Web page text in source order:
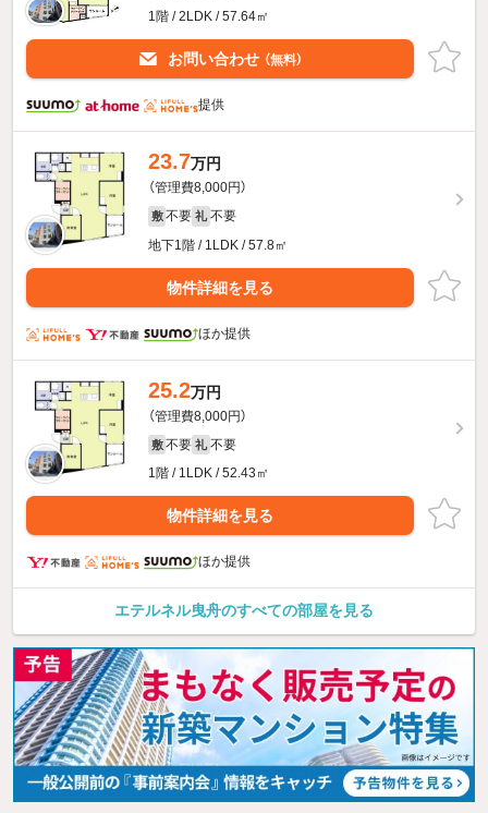
1階 / 2LDK / 57.64㎡
お問い合わせ （無料）
提供
23.7万円
（管理費8,000円）
敷 不要 礼 不要
地下1階 / 1LDK / 57.8㎡
物件詳細を見る
ほか提供
25.2万円
（管理費8,000円）
敷 不要 礼 不要
1階 / 1LDK / 52.43㎡
物件詳細を見る
ほか提供
エテルネル曳舟のすべての部屋を見る